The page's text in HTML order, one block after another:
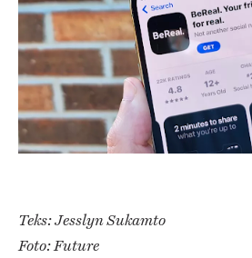
Teks: Jesslyn Sukamto
Foto: Future